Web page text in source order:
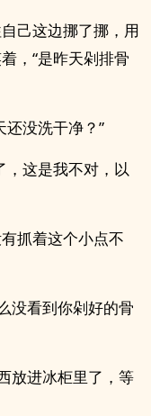
己这边挪了挪，用
，“是昨天剁排骨
还没洗干净？”
，这是我不对，以
抓着这个小点不
没看到你剁好的骨
放进冰柜里了，等